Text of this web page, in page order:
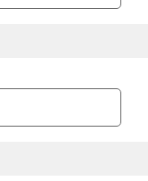
-
モバイルビューア